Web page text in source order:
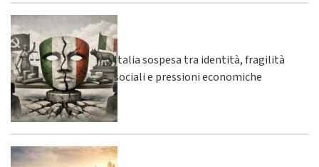
Italia sospesa tra identità, fragilità
sociali e pressioni economiche